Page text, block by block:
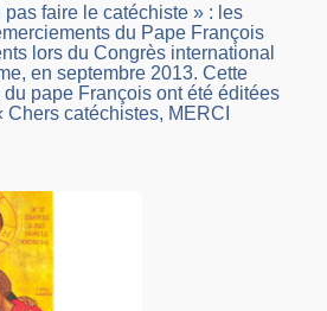
faire le catéchiste » : les
du Pape François
lors du Congrès international
en septembre 2013. Cette
pape François ont été éditées
catéchistes, MERCI